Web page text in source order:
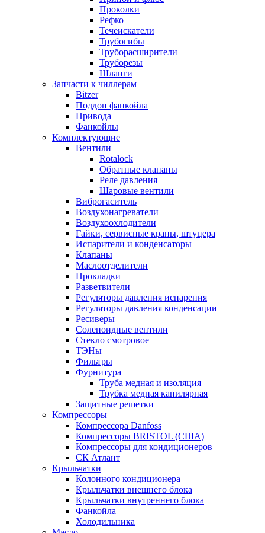
Проколки
Рефко
Течеискатели
Трубогибы
Труборасширители
Труборезы
Шланги
Запчасти к чиллерам
Bitzer
Поддон фанкойла
Привода
Фанкойлы
Комплектующие
Вентили
Rotalock
Обратные клапаны
Реле давления
Шаровые вентили
Виброгаситель
Воздухонагреватели
Воздухоохлодители
Гайки, сервисные краны, штуцера
Испарители и конденсаторы
Клапаны
Маслоотделители
Прокладки
Разветвители
Регуляторы давления испарения
Регуляторы давления конденсации
Ресиверы
Соленоидные вентили
Стекло смотровое
ТЭНы
Фильтры
Фурнитура
Труба медная и изоляция
Трубка медная капилярная
Защитные решетки
Компрессоры
Компрессора Danfoss
Компрессоры BRISTOL (США)
Компрессоры для кондиционеров
СК Атлант
Крыльчатки
Колонного кондиционера
Крыльчатки внешнего блока
Крыльчатки внутреннего блока
Фанкойла
Холодильника